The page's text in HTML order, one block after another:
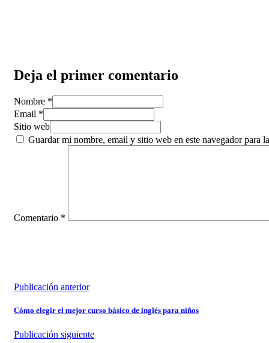
Deja el primer comentario
Nombre *
Email *
Sitio web
Guardar mi nombre, email y sitio web en este navegador para
Comentario *
Publicación anterior
Cómo elegir el mejor curso básico de inglés para niños
Publicación siguiente